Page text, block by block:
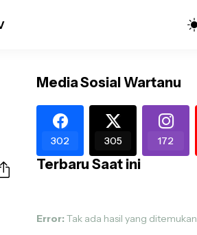
Media Sosial Wartanu
302 305 172
Terbaru Saat ini
Error: Tak ada hasil yang ditemukan